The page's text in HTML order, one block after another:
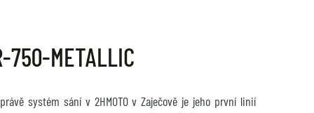
METALLIC
systém sání v 2HMOTO v Zaječově je jeho první linií